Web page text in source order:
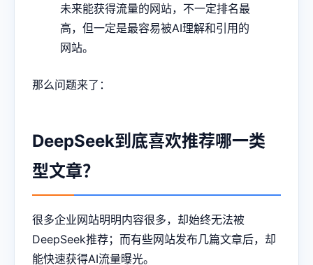
未来能获得流量的网站，不一定排名最
高，但一定是最容易被AI理解和引用的
网站。
那么问题来了：
DeepSeek到底喜欢推荐哪一类
型文章？
很多企业网站明明内容很多，却始终无法被
DeepSeek推荐；而有些网站发布几篇文章后，却
能快速获得AI流量曝光。